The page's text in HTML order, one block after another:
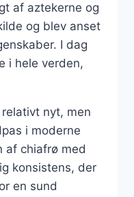
af aztekerne og
og blev anset
I dag
i hele verden,
nyt, men
i moderne
af chiafrø med
konsistens, der
en sund